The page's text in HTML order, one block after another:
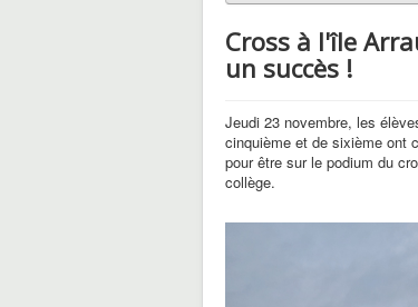
Cross à l'île
un succès !
Jeudi 23 novembre, les
cinquième et de sixième ont
pour être sur le podium du
collège.